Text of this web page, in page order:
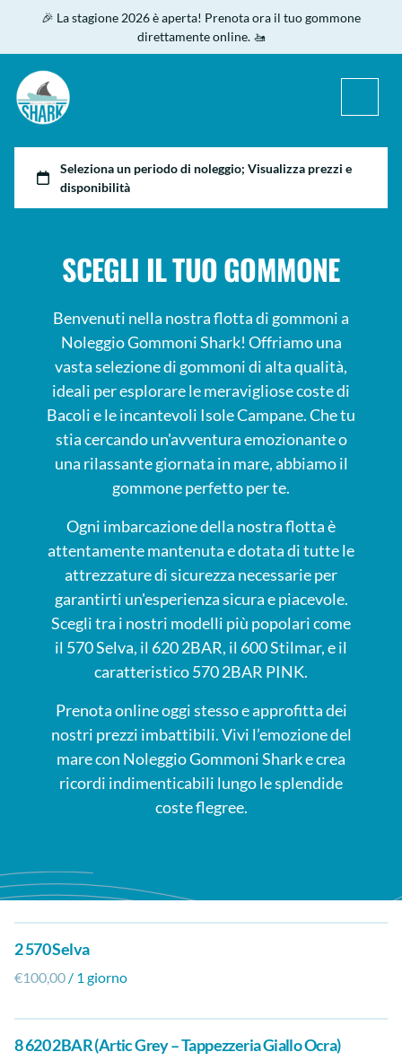
🎉 La stagione 2026 è aperta! Prenota ora il tuo gommone
direttamente online. 🚤
SCEGLI IL TUO GOMMONE
Benvenuti nella nostra flotta di gommoni a
Noleggio Gommoni Shark! Offriamo una
vasta selezione di gommoni di alta qualità,
ideali per esplorare le meravigliose coste di
Bacoli e le incantevoli Isole Campane. Che tu
stia cercando un'avventura emozionante o
una rilassante giornata in mare, abbiamo il
gommone perfetto per te.
Ogni imbarcazione della nostra flotta è
attentamente mantenuta e dotata di tutte le
attrezzature di sicurezza necessarie per
garantirti un'esperienza sicura e piacevole.
Scegli tra i nostri modelli più popolari come
il 570 Selva, il 620 2BAR, il 600 Stilmar, e il
caratteristico 570 2BAR PINK.
Prenota online oggi stesso e approfitta dei
nostri prezzi imbattibili. Vivi l’emozione del
mare con Noleggio Gommoni Shark e crea
ricordi indimenticabili lungo le splendide
coste flegree.
2 570 Selva
/
8 620 2BAR (Artic Grey – Tappezzeria Giallo Ocra)